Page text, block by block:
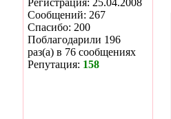
Регистрация: 25.04.2008
Сообщений: 267
Спасибо: 200
Поблагодарили 196
раз(а) в 76 сообщениях
Репутация: 158